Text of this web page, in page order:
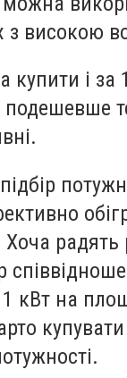
високою
купити і за
подешевше
радять
1 кВт на